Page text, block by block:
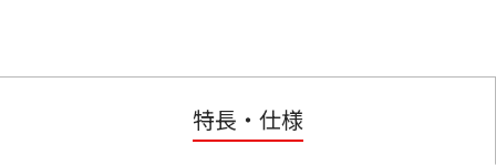
特長・仕様